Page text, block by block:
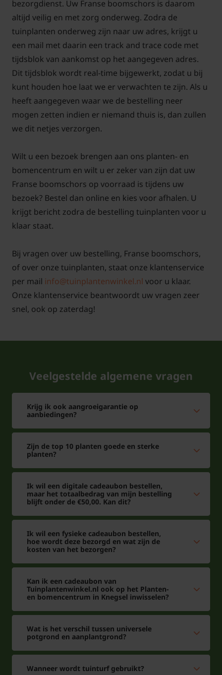
bezorgdienst. Uw Franse boomschors is daarom
altijd veilig en met zorg onderweg. Zodra de
tuinplanten onderweg zijn naar uw adres, krijgt u
een mail met daarin een track and trace code met
tijdsblok van aankomst op het aangegeven adres.
Dit tijdsblok wordt real-time bijgewerkt, zodat u bij
kunt houden hoe laat we er verwachten te zijn. Als u
heeft aangegeven waar we de bestelling neer
mogen zetten indien er niemand thuis is, dan zullen
we dit netjes verzorgen.
Wilt u een bezoek brengen aan ons planten- en
bomencentrum en wilt u er zeker van zijn dat uw
Franse boomschors op voorraad is tijdens uw
bezoek? Bestel dan online en kies voor afhalen. U
krijgt bericht zodra de bestelling tuinplanten voor u
klaar staat.
Bij vragen over uw bestelling, Franse boomschors,
of over onze tuinplanten, staat onze klantenservice
per mail info@tuinplantenwinkel.nl voor u klaar.
Onze klantenservice beantwoordt uw vragen zeer
snel, ook op zaterdag!
Veelgestelde algemene vragen
Krijg ik ook aangroeigarantie op
aanbiedingen?
Zijn de top 10 planten goede en sterke
planten?
Ik wil een digitale cadeaubon bestellen,
maar het totaalbedrag van mijn bestelling
blijft onder de €50,00. Kan dit?
Ik wil een fysieke cadeaubon bestellen,
hoe wordt deze bezorgd en wat zijn de
kosten van het bezorgen?
Kan ik een cadeaubon van
Tuinplantenwinkel.nl ook op het Planten-
en bomencentrum in Knegsel inwisselen?
Wat is het verschil tussen universele
potgrond en aanplantgrond?
Wanneer wordt tuinturf gebruikt?